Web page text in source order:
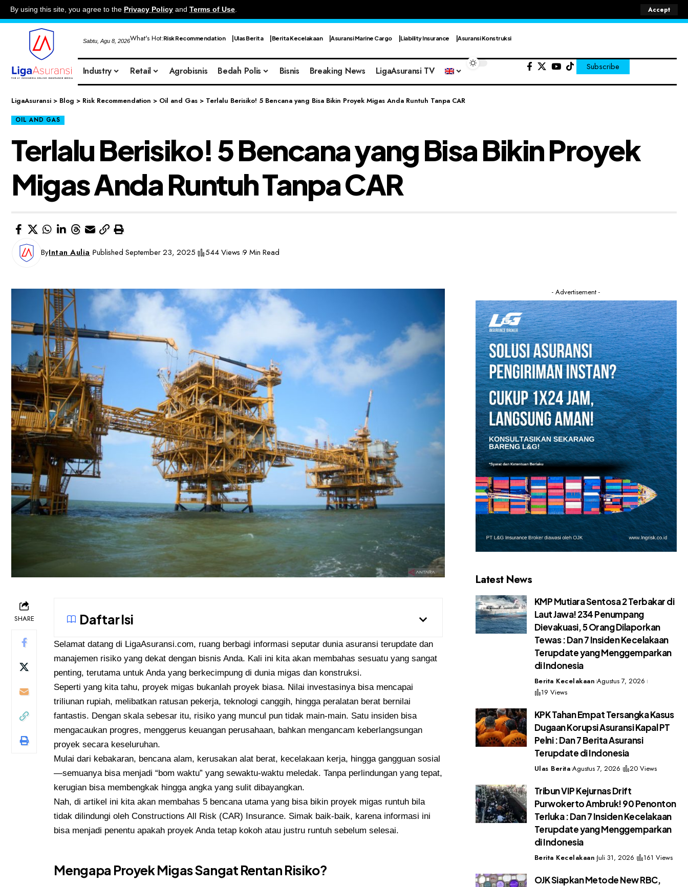
By using this site, you agree to the Privacy Policy and Terms of Use. Accept
Sabtu, Agu 8, 2026What's Hot:Risk Recommendation Ulas Berita Berita Kecelakaan Asuransi Marine Cargo Liability Insurance Asuransi Konstruksi
Industry Retail Agrobisnis Bedah Polis Bisnis Breaking News LigaAsuransi TV Subscribe
LigaAsuransi > Blog > Risk Recommendation > Oil and Gas > Terlalu Berisiko! 5 Bencana yang Bisa Bikin Proyek Migas Anda Runtuh Tanpa CAR
OIL AND GAS
Terlalu Berisiko! 5 Bencana yang Bisa Bikin Proyek
Migas Anda Runtuh Tanpa CAR
ByIntan Aulia Published September 23, 2025 544 Views 9 Min Read
SHARE Daftar Isi
Selamat datang di LigaAsuransi.com, ruang berbagi informasi seputar dunia asuransi terupdate dan
manajemen risiko yang dekat dengan bisnis Anda. Kali ini kita akan membahas sesuatu yang sangat
penting, terutama untuk Anda yang berkecimpung di dunia migas dan konstruksi.
Seperti yang kita tahu, proyek migas bukanlah proyek biasa. Nilai investasinya bisa mencapai
triliunan rupiah, melibatkan ratusan pekerja, teknologi canggih, hingga peralatan berat bernilai
fantastis. Dengan skala sebesar itu, risiko yang muncul pun tidak main-main. Satu insiden bisa
mengacaukan progres, menggerus keuangan perusahaan, bahkan mengancam keberlangsungan
proyek secara keseluruhan.
Mulai dari kebakaran, bencana alam, kerusakan alat berat, kecelakaan kerja, hingga gangguan sosial
—semuanya bisa menjadi “bom waktu” yang sewaktu-waktu meledak. Tanpa perlindungan yang tepat,
kerugian bisa membengkak hingga angka yang sulit dibayangkan.
Nah, di artikel ini kita akan membahas 5 bencana utama yang bisa bikin proyek migas runtuh bila
tidak dilindungi oleh Constructions All Risk (CAR) Insurance. Simak baik-baik, karena informasi ini
bisa menjadi penentu apakah proyek Anda tetap kokoh atau justru runtuh sebelum selesai.
Mengapa Proyek Migas Sangat Rentan Risiko?
- Advertisement -
Latest News
KMP Mutiara Sentosa 2 Terbakar di
Laut Jawa! 234 Penumpang
Dievakuasi, 5 Orang Dilaporkan
Tewas : Dan 7 Insiden Kecelakaan
Terupdate yang Menggemparkan
di Indonesia
Berita Kecelakaan Agustus 7, 2026
19 Views
KPK Tahan Empat Tersangka Kasus
Dugaan Korupsi Asuransi Kapal PT
Pelni : Dan 7 Berita Asuransi
Terupdate di Indonesia
Ulas Berita Agustus 7, 2026 20 Views
Tribun VIP Kejurnas Drift
Purwokerto Ambruk! 90 Penonton
Terluka : Dan 7 Insiden Kecelakaan
Terupdate yang Menggemparkan
di Indonesia
Berita Kecelakaan Juli 31, 2026 161 Views
OJK Siapkan Metode New RBC,